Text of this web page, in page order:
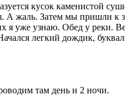
кусок каменистой
А жаль. Затем мы пришли к
я уже узнаю. Обед у реки.
легкий дождик,
там день и 2 ночи.